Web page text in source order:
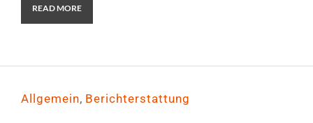
READ MORE
Allgemein, Berichterstattung